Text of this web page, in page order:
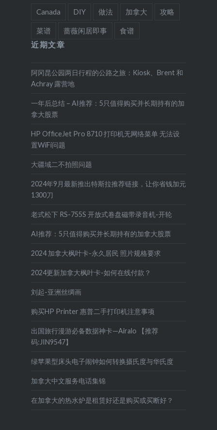
Canada DIY 做法 加拿大 攻略
菜谱 蔷薇闲居即事 食谱
近期文章
阿冈昆公园两日行程的公路之旅：Kiosk、Brent 和
Achray 露营地
一年后总结 – AI推荐：5只值得购买并长期持有的加
拿大股票
HP OfficeJet Pro 8710 打印机无网络菜单 无法设
置WiFi问题
大疆域二不拍照问题
2024年9月最新推出特斯拉推荐链接，让你省钱加元
1300刀
老式松下 RS-755S 开放式卷盘磁带录音机-开轮
AI推荐：5只值得购买并长期持有的加拿大股票
2024 加拿大枫叶卡-永久居民 照片规格要求
2024更新加拿大枫叶卡-如何在线付款？
刘起-亚洲丝绸画
购买HP Printer 惠普二手打印机注意事项
出国旅行漫游必备数据神卡—Airalo 【推荐
码:JIN9547】
绿苹果型床头电子闹钟如何转换摄氏度与华氏度
加拿大中文服务电话集锦
在加拿大的热水炉是租赁好还是购买或买断好？